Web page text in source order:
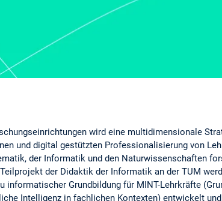
wird eine multidimensionale
und digital gestützten Professionalisierung von
der Informatik und den Naturwissenschaften
der Didaktik der Informatik an der TUM
Grundbildung für MINT-Lehrkräfte
Intelligenz in fachlichen Kontexten) entwickelt